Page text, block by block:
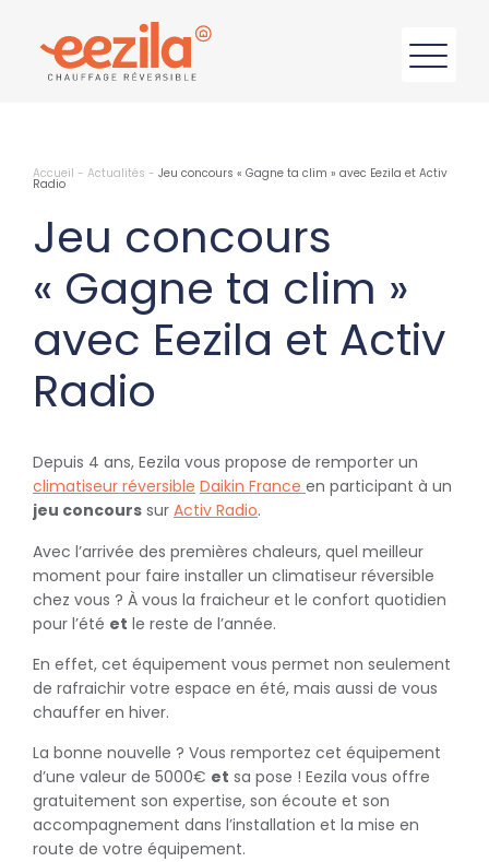
Accueil - Actualités - Jeu concours « Gagne ta clim » avec Eezila et Activ
Radio
Jeu concours
« Gagne ta clim »
avec Eezila et Activ
Radio
Depuis 4 ans, Eezila vous propose de remporter un
climatiseur réversible Daikin France en participant à un
jeu concours sur Activ Radio.
Avec l’arrivée des premières chaleurs, quel meilleur
moment pour faire installer un climatiseur réversible
chez vous ? À vous la fraicheur et le confort quotidien
pour l’été et le reste de l’année.
En effet, cet équipement vous permet non seulement
de rafraichir votre espace en été, mais aussi de vous
chauffer en hiver.
La bonne nouvelle ? Vous remportez cet équipement
d’une valeur de 5000€ et sa pose ! Eezila vous offre
gratuitement son expertise, son écoute et son
accompagnement dans l’installation et la mise en
route de votre équipement.